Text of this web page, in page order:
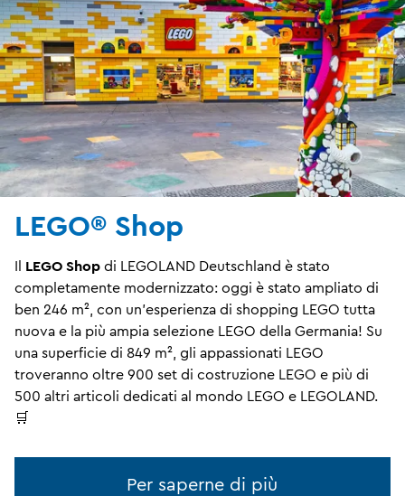
LEGO® Shop
Il LEGO Shop di LEGOLAND Deutschland è stato
completamente modernizzato: oggi è stato ampliato di
ben 246 m², con un'esperienza di shopping LEGO tutta
nuova e la più ampia selezione LEGO della Germania! Su
una superficie di 849 m², gli appassionati LEGO
troveranno oltre 900 set di costruzione LEGO e più di
500 altri articoli dedicati al mondo LEGO e LEGOLAND.
🛒
Per saperne di più